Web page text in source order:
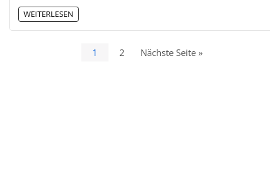
WEITERLESEN
1 2 Nächste Seite »